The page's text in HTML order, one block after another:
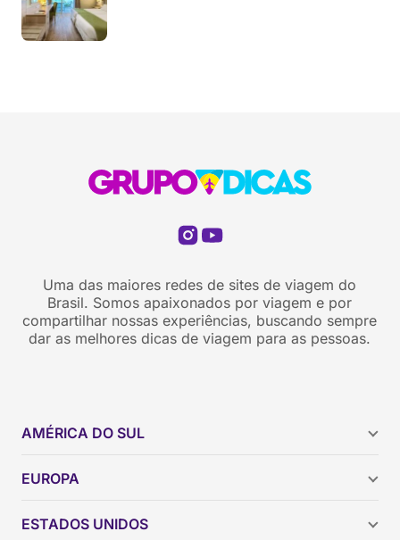
Uma das maiores redes de sites de viagem do
Brasil. Somos apaixonados por viagem e por
compartilhar nossas experiências, buscando sempre
dar as melhores dicas de viagem para as pessoas.
AMÉRICA DO SUL
Brasil
Colômbia
EUROPA
ESTADOS UNIDOS